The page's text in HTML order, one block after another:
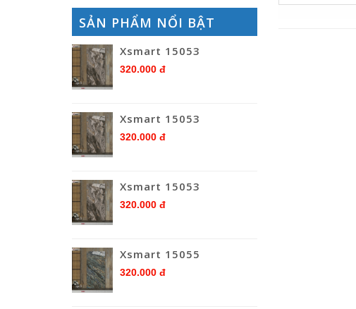
SẢN PHẨM NỔI BẬT
Xsmart 15053
320.000 đ
Xsmart 15053
320.000 đ
Xsmart 15053
320.000 đ
Xsmart 15055
320.000 đ